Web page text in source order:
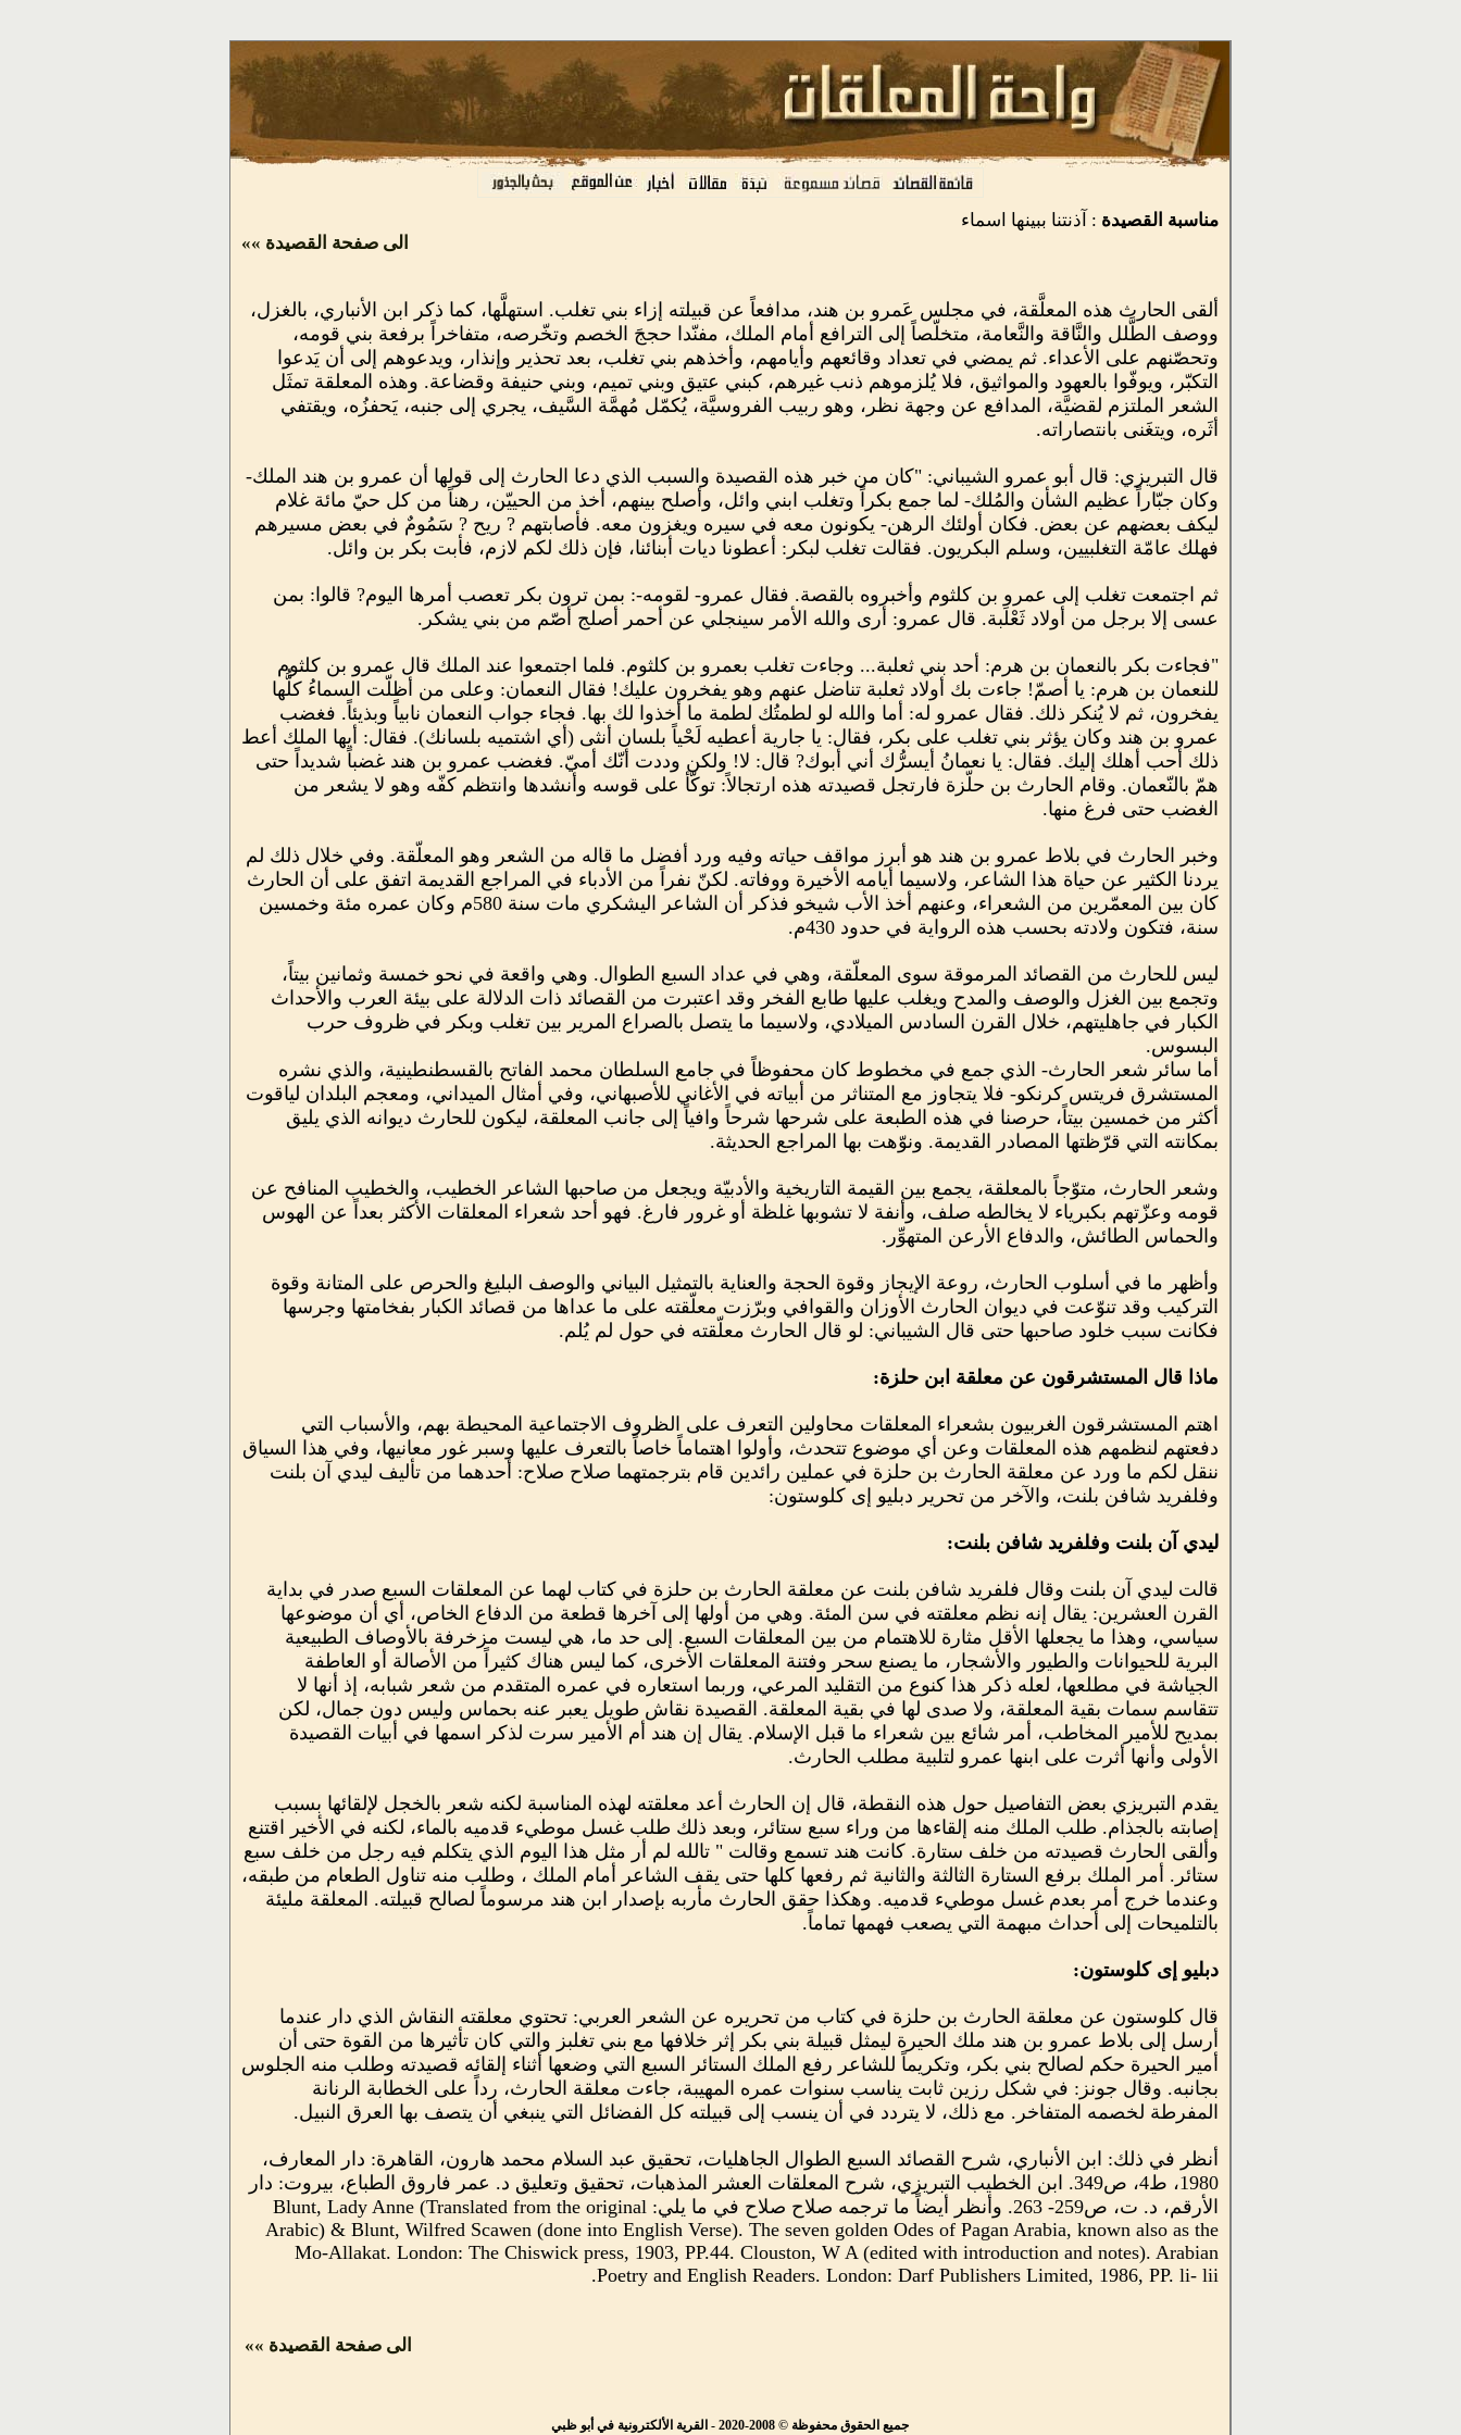
مناسبة القصيدة : آذنتنا ببينها اسماء
الى صفحة القصيدة »»
ألقى الحارث هذه المعلَّقة، في مجلس عَمرو بن هند، مدافعاً عن قبيلته إزاء بني تغلب. استهلَّها، كما ذكر ابن الأنباري، بالغزل،
ووصف الطَّلل والنَّاقة والنَّعامة، متخلّصاً إلى الترافع أمام الملك، مفنّدا حججَ الخصم وتخّرصه، متفاخراً برفعة بني قومه،
وتحصّنهم على الأعداء. ثم يمضي في تعداد وقائعهم وأيامهم، وأخذهم بني تغلب، بعد تحذير وإنذار، ويدعوهم إلى أن يَدعوا
التكبّر، ويوفّوا بالعهود والمواثيق، فلا يُلزموهم ذنب غيرهم، كبني عتيق وبني تميم، وبني حنيفة وقضاعة. وهذه المعلقة تمثَل
الشعر الملتزم لقضيَّة، المدافع عن وجهة نظر، وهو ربيب الفروسيَّة، يُكمّل مُهمَّة السَّيف، يجري إلى جنبه، يَحفزُه، ويقتفي
أثَره، ويتغَنى بانتصاراته.
قال التبريزي: قال أبو عمرو الشيباني: "كان من خبر هذه القصيدة والسبب الذي دعا الحارث إلى قولها أن عمرو بن هند الملك-
وكان جبّاراً عظيم الشأن والمُلك- لما جمع بكراً وتغلب ابني وائل، وأصلح بينهم، أخذ من الحييّن، رهناً من كل حيّ مائة غلام
ليكف بعضهم عن بعض. فكان أولئك الرهن- يكونون معه في سيره ويغزون معه. فأصابتهم ? ريح ? سَمُومٌ في بعض مسيرهم
فهلك عامّة التغلبيين، وسلم البكريون. فقالت تغلب لبكر: أعطونا ديات أبنائنا، فإن ذلك لكم لازم، فأبت بكر بن وائل.
ثم اجتمعت تغلب إلى عمرو بن كلثوم وأخبروه بالقصة. فقال عمرو- لقومه-: بمن ترون بكر تعصب أمرها اليوم? قالوا: بمن
عسى إلا برجل من أولاد ثَعْلَبة. قال عمرو: أرى والله الأمر سينجلي عن أحمر أصلج أصّم من بني يشكر.
"فجاءت بكر بالنعمان بن هرم: أحد بني ثعلبة... وجاءت تغلب بعمرو بن كلثوم. فلما اجتمعوا عند الملك قال عمرو بن كلثوم
للنعمان بن هرم: يا أصمّ! جاءت بك أولاد ثعلبة تناضل عنهم وهو يفخرون عليك! فقال النعمان: وعلى من أظلّت السماءُ كلُّها
يفخرون، ثم لا يُنكر ذلك. فقال عمرو له: أما والله لو لطمتُك لطمة ما أخذوا لك بها. فجاء جواب النعمان نابياً وبذيئاً. فغضب
عمرو بن هند وكان يؤثر بني تغلب على بكر، فقال: يا جارية أعطيه لَحْياً بلسان أنثى (أي اشتميه بلسانك). فقال: أيها الملك أعط
ذلك أحب أهلك إليك. فقال: يا نعمانُ أيسرُّك أني أبوك? قال: لا! ولكن وددت أنّك أميّ. فغضب عمرو بن هند غضباً شديداً حتى
همّ بالنّعمان. وقام الحارث بن حلّزة فارتجل قصيدته هذه ارتجالاً: توكّأ على قوسه وأنشدها وانتظم كفّه وهو لا يشعر من
الغضب حتى فرغ منها.
وخبر الحارث في بلاط عمرو بن هند هو أبرز مواقف حياته وفيه ورد أفضل ما قاله من الشعر وهو المعلّقة. وفي خلال ذلك لم
يردنا الكثير عن حياة هذا الشاعر، ولاسيما أيامه الأخيرة ووفاته. لكنّ نفراً من الأدباء في المراجع القديمة اتفق على أن الحارث
كان بين المعمّرين من الشعراء، وعنهم أخذ الأب شيخو فذكر أن الشاعر اليشكري مات سنة 580م وكان عمره مئة وخمسين
سنة، فتكون ولادته بحسب هذه الرواية في حدود 430م.
ليس للحارث من القصائد المرموقة سوى المعلّقة، وهي في عداد السبع الطوال. وهي واقعة في نحو خمسة وثمانين بيتاً،
وتجمع بين الغزل والوصف والمدح ويغلب عليها طابع الفخر وقد اعتبرت من القصائد ذات الدلالة على بيئة العرب والأحداث
الكبار في جاهليتهم، خلال القرن السادس الميلادي، ولاسيما ما يتصل بالصراع المرير بين تغلب وبكر في ظروف حرب
البسوس.
أما سائر شعر الحارث- الذي جمع في مخطوط كان محفوظاً في جامع السلطان محمد الفاتح بالقسطنطينية، والذي نشره
المستشرق فريتس كرنكو- فلا يتجاوز مع المتناثر من أبياته في الأغاني للأصبهاني، وفي أمثال الميداني، ومعجم البلدان لياقوت
أكثر من خمسين بيتاً، حرصنا في هذه الطبعة على شرحها شرحاً وافياً إلى جانب المعلقة، ليكون للحارث ديوانه الذي يليق
بمكانته التي قرّظتها المصادر القديمة. ونوّهت بها المراجع الحديثة.
وشعر الحارث، متوّجاً بالمعلقة، يجمع بين القيمة التاريخية والأدبيّة ويجعل من صاحبها الشاعر الخطيب، والخطيب المنافح عن
قومه وعزّتهم بكبرياء لا يخالطه صلف، وأنفة لا تشوبها غلظة أو غرور فارغ. فهو أحد شعراء المعلقات الأكثر بعداً عن الهوس
والحماس الطائش، والدفاع الأرعن المتهوِّر.
وأظهر ما في أسلوب الحارث، روعة الإيجاز وقوة الحجة والعناية بالتمثيل البياني والوصف البليغ والحرص على المتانة وقوة
التركيب وقد تنوّعت في ديوان الحارث الأوزان والقوافي وبرّزت معلّقته على ما عداها من قصائد الكبار بفخامتها وجرسها
فكانت سبب خلود صاحبها حتى قال الشيباني: لو قال الحارث معلّقته في حول لم يُلم.
ماذا قال المستشرقون عن معلقة ابن حلزة:
اهتم المستشرقون الغربيون بشعراء المعلقات محاولين التعرف على الظروف الاجتماعية المحيطة بهم، والأسباب التي
دفعتهم لنظمهم هذه المعلقات وعن أي موضوع تتحدث، وأولوا اهتماماً خاصاً بالتعرف عليها وسبر غور معانيها، وفي هذا السياق
ننقل لكم ما ورد عن معلقة الحارث بن حلزة في عملين رائدين قام بترجمتهما صلاح صلاح: أحدهما من تأليف ليدي آن بلنت
وفلفريد شافن بلنت، والآخر من تحرير دبليو إى كلوستون:
ليدي آن بلنت وفلفريد شافن بلنت:
قالت ليدي آن بلنت وقال فلفريد شافن بلنت عن معلقة الحارث بن حلزة في كتاب لهما عن المعلقات السبع صدر في بداية
القرن العشرين: يقال إنه نظم معلقته في سن المئة. وهي من أولها إلى آخرها قطعة من الدفاع الخاص، أي أن موضوعها
سياسي، وهذا ما يجعلها الأقل مثارة للاهتمام من بين المعلقات السبع. إلى حد ما، هي ليست مزخرفة بالأوصاف الطبيعية
البرية للحيوانات والطيور والأشجار، ما يصنع سحر وفتنة المعلقات الأخرى، كما ليس هناك كثيراً من الأصالة أو العاطفة
الجياشة في مطلعها، لعله ذكر هذا كنوع من التقليد المرعي، وربما استعاره في عمره المتقدم من شعر شبابه، إذ أنها لا
تتقاسم سمات بقية المعلقة، ولا صدى لها في بقية المعلقة. القصيدة نقاش طويل يعبر عنه بحماس وليس دون جمال، لكن
بمديح للأمير المخاطب، أمر شائع بين شعراء ما قبل الإسلام. يقال إن هند أم الأمير سرت لذكر اسمها في أبيات القصيدة
الأولى وأنها أثرت على ابنها عمرو لتلبية مطلب الحارث.
يقدم التبريزي بعض التفاصيل حول هذه النقطة، قال إن الحارث أعد معلقته لهذه المناسبة لكنه شعر بالخجل لإلقائها بسبب
إصابته بالجذام. طلب الملك منه إلقاءها من وراء سبع ستائر، وبعد ذلك طلب غسل موطيء قدميه بالماء، لكنه في الأخير اقتنع
وألقى الحارث قصيدته من خلف ستارة. كانت هند تسمع وقالت " تالله لم أر مثل هذا اليوم الذي يتكلم فيه رجل من خلف سبع
ستائر. أمر الملك برفع الستارة الثالثة والثانية ثم رفعها كلها حتى يقف الشاعر أمام الملك ، وطلب منه تناول الطعام من طبقه،
وعندما خرج أمر بعدم غسل موطيء قدميه. وهكذا حقق الحارث مأربه بإصدار ابن هند مرسوماً لصالح قبيلته. المعلقة مليئة
بالتلميحات إلى أحداث مبهمة التي يصعب فهمها تماماً.
دبليو إى كلوستون:
قال كلوستون عن معلقة الحارث بن حلزة في كتاب من تحريره عن الشعر العربي: تحتوي معلقته النقاش الذي دار عندما
أرسل إلى بلاط عمرو بن هند ملك الحيرة ليمثل قبيلة بني بكر إثر خلافها مع بني تغلبز والتي كان تأثيرها من القوة حتى أن
أمير الحيرة حكم لصالح بني بكر، وتكريماً للشاعر رفع الملك الستائر السبع التي وضعها أثناء إلقائه قصيدته وطلب منه الجلوس
بجانبه. وقال جونز: في شكل رزين ثابت يناسب سنوات عمره المهيبة، جاءت معلقة الحارث، رداً على الخطابة الرنانة
المفرطة لخصمه المتفاخر. مع ذلك، لا يتردد في أن ينسب إلى قبيلته كل الفضائل التي ينبغي أن يتصف بها العرق النبيل.
أنظر في ذلك: ابن الأنباري، شرح القصائد السبع الطوال الجاهليات، تحقيق عبد السلام محمد هارون، القاهرة: دار المعارف،
1980، ط4، ص349. ابن الخطيب التبريزي، شرح المعلقات العشر المذهبات، تحقيق وتعليق د. عمر فاروق الطباع، بيروت: دار
الأرقم، د. ت، ص259- 263. وأنظر أيضاً ما ترجمه صلاح صلاح في ما يلي: Blunt, Lady Anne (Translated from the original
Arabic) & Blunt, Wilfred Scawen (done into English Verse). The seven golden Odes of Pagan Arabia, known also as the
Mo-Allakat. London: The Chiswick press, 1903, PP.44. Clouston, W A (edited with introduction and notes). Arabian
Poetry and English Readers. London: Darf Publishers Limited, 1986, PP. li- lii.
الى صفحة القصيدة »»
جميع الحقوق محفوظة © 2008-2020 - القرية الألكترونية في أبو ظبي